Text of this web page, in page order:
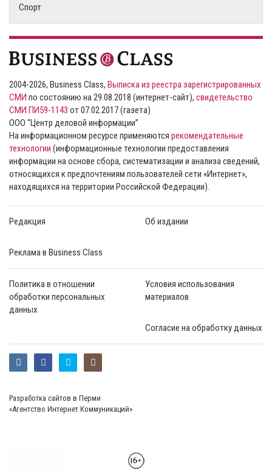
Спорт
2004-2026, Business Class, Выписка из реестра зарегистрированных
СМИ по состоянию на 29.08.2018 (интернет-сайт), свидетельство
СМИ ПИ59-1143 от 07.02.2017 (газета)
ООО “Центр деловой информации”
На информационном ресурсе применяются рекомендательные
технологии (информационные технологии предоставления
информации на основе сбора, систематизации и анализа сведений,
относящихся к предпочтениям пользователей сети «Интернет»,
находящихся на территории Российской Федерации).
Редакция Об издании
Реклама в Business Class
Политика в отношении
обработки персональных
данных
Условия использования
материалов
Согласие на обработку данных
Разработка сайтов в Перми
«Агентство Интернет Коммуникаций»